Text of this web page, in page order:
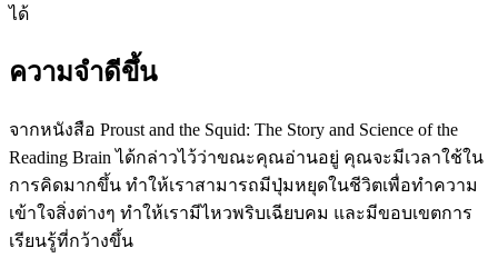
ได้
ความจำดีขึ้น
จากหนังสือ Proust and the Squid: The Story and Science of the
Reading Brain ได้กล่าวไว้ว่าขณะคุณอ่านอยู่ คุณจะมีเวลาใช้ใน
การคิดมากขึ้น ทำให้เราสามารถมีปุ่มหยุดในชีวิตเพื่อทำความ
เข้าใจสิ่งต่างๆ ทำให้เรามีไหวพริบเฉียบคม และมีขอบเขตการ
เรียนรู้ที่กว้างขึ้น